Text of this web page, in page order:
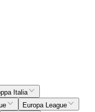
Italia
Europa League